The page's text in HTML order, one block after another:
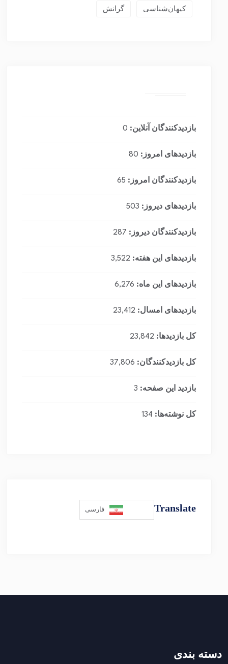
کیهان‌شناسی گرانش
بازدیدکنندگان آنلاین: 0
بازدیدهای امروز: 80
بازدیدکنندگان امروز: 65
بازدیدهای دیروز: 503
بازدیدکنندگان دیروز: 287
بازدیدهای این هفته: 3,522
بازدیدهای این ماه: 6,276
بازدیدهای امسال: 23,412
کل بازدیدها: 23,842
کل بازدیدکنند‌گان: 37,806
بازدید این صفحه: 3
کل نوشته‌ها: 134
Translate فارسی
دسته بندی